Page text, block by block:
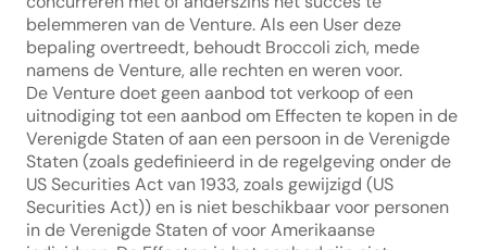
belemmeren van de Venture. Als een User deze
bepaling overtreedt, behoudt Broccoli zich, mede
namens de Venture, alle rechten en weren voor.
De Venture doet geen aanbod tot verkoop of een
uitnodiging tot een aanbod om Effecten te kopen in de
Verenigde Staten of aan een persoon in de Verenigde
Staten (zoals gedefinieerd in de regelgeving onder de
US Securities Act van 1933, zoals gewijzigd (US
Securities Act)) en is niet beschikbaar voor personen
in de Verenigde Staten of voor Amerikaanse